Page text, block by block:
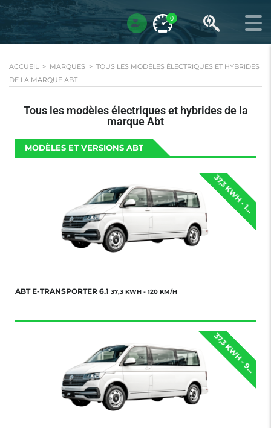
0
ACCUEIL > MARQUES > TOUS LES MODÈLES ÉLECTRIQUES ET HYBRIDES
DE LA MARQUE ABT
Tous les modèles électriques et hybrides de la
marque Abt
MODÈLES ET VERSIONS ABT
2
ABT E-TRANSPORTER 6.1 37,3 KWH - 120 KM/H
0